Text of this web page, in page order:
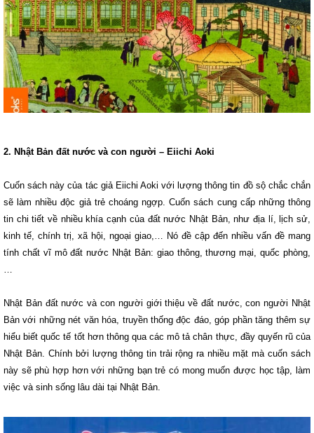
2. Nhật Bản đất nước và con người – Eiichi Aoki
Cuốn sách này của tác giả Eiichi Aoki với lượng thông tin đồ sộ chắc chắn
sẽ làm nhiều độc giả trẻ choáng ngợp. Cuốn sách cung cấp những thông
tin chi tiết về nhiều khía cạnh của đất nước Nhật Bản, như địa lí, lịch sử,
kinh tế, chính trị, xã hội, ngoại giao,… Nó đề cập đến nhiều vấn đề mang
tính chất vĩ mô đất nước Nhật Bản: giao thông, thương mại, quốc phòng,
…
Nhật Bản đất nước và con người giới thiệu về đất nước, con người Nhật
Bản với những nét văn hóa, truyền thống độc đáo, góp phần tăng thêm sự
hiểu biết quốc tế tốt hơn thông qua các mô tả chân thực, đầy quyến rũ của
Nhật Bản. Chính bởi lượng thông tin trải rộng ra nhiều mặt mà cuốn sách
này sẽ phù hợp hơn với những bạn trẻ có mong muốn được học tập, làm
việc và sinh sống lâu dài tại Nhật Bản.